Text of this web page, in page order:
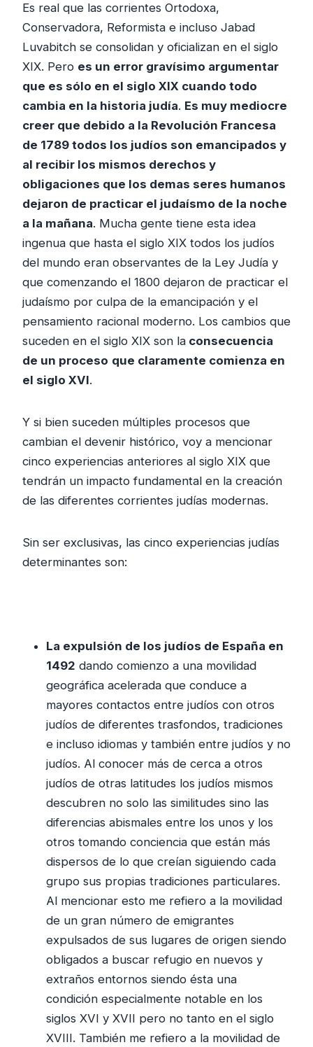
Es real que las corrientes Ortodoxa,
Conservadora, Reformista e incluso Jabad
Luvabitch se consolidan y oficializan en el siglo
XIX. Pero es un error gravísimo argumentar
que es sólo en el siglo XIX cuando todo
cambia en la historia judía. Es muy mediocre
creer que debido a la Revolución Francesa
de 1789 todos los judíos son emancipados y
al recibir los mismos derechos y
obligaciones que los demas seres humanos
dejaron de practicar el judaísmo de la noche
a la mañana. Mucha gente tiene esta idea
ingenua que hasta el siglo XIX todos los judíos
del mundo eran observantes de la Ley Judía y
que comenzando el 1800 dejaron de practicar el
judaísmo por culpa de la emancipación y el
pensamiento racional moderno. Los cambios que
suceden en el siglo XIX son la consecuencia
de un proceso que claramente comienza en
el siglo XVI.
Y si bien suceden múltiples procesos que
cambian el devenir histórico, voy a mencionar
cinco experiencias anteriores al siglo XIX que
tendrán un impacto fundamental en la creación
de las diferentes corrientes judías modernas.
Sin ser exclusivas, las cinco experiencias judías
determinantes son:
La expulsión de los judíos de España en
1492 dando comienzo a una movilidad
geográfica acelerada que conduce a
mayores contactos entre judíos con otros
judíos de diferentes trasfondos, tradiciones
e incluso idiomas y también entre judíos y no
judíos. Al conocer más de cerca a otros
judíos de otras latitudes los judíos mismos
descubren no solo las similitudes sino las
diferencias abismales entre los unos y los
otros tomando conciencia que están más
dispersos de lo que creían siguiendo cada
grupo sus propias tradiciones particulares.
Al mencionar esto me refiero a la movilidad
de un gran número de emigrantes
expulsados de sus lugares de origen siendo
obligados a buscar refugio en nuevos y
extraños entornos siendo ésta una
condición especialmente notable en los
siglos XVI y XVII pero no tanto en el siglo
XVIII. También me refiero a la movilidad de